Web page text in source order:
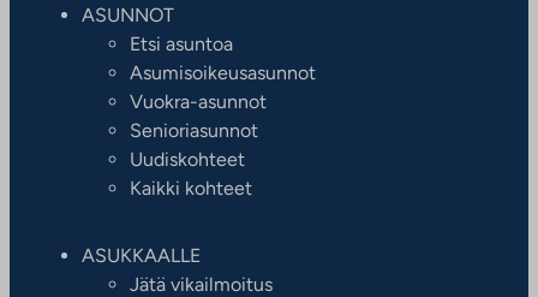
ASUNNOT
Etsi asuntoa
Asumisoikeusasunnot
Vuokra-asunnot
Senioriasunnot
Uudiskohteet
Kaikki kohteet
ASUKKAALLE
Jätä vikailmoitus